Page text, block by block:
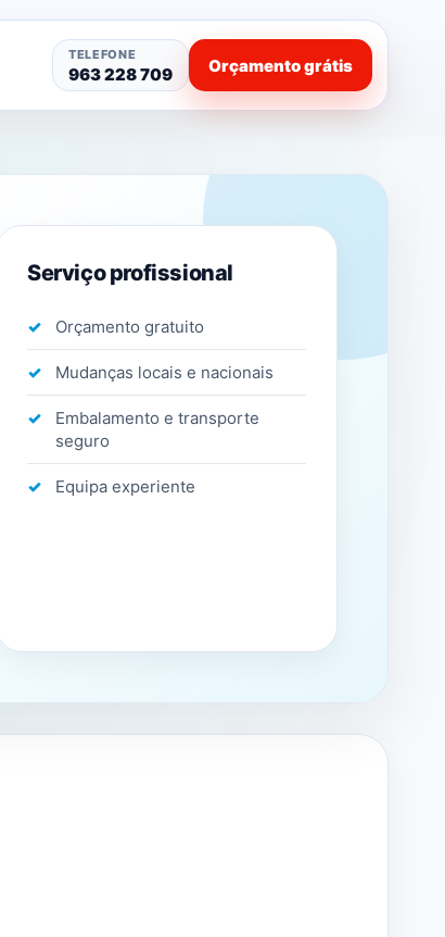
TELEFONE
963 228 709 Orçamento grátis
Serviço profissional
Orçamento gratuito
Mudanças locais e nacionais
Embalamento e transporte
seguro
Equipa experiente